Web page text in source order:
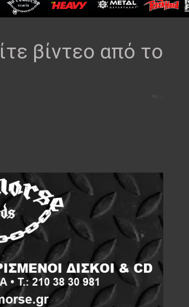
βίντεο από το